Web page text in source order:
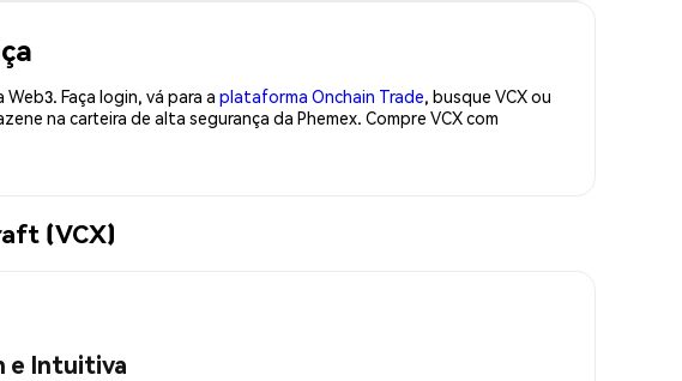
Faça login, vá para a plataforma Onchain Trade, busque VCX ou
na carteira de alta segurança da Phemex. Compre VCX com
(VCX)
e Intuitiva